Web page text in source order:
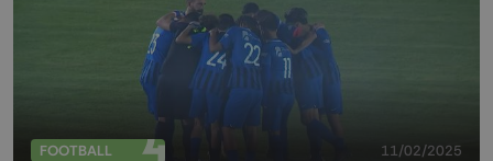
FOOTBALL 11/02/2025